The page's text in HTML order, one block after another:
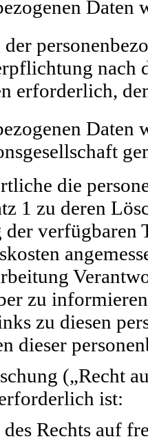
Daten
nach
erforderlich,
Daten
die
1 zu deren
verfügbaren
zu
zu diesen
dieser
(„Recht
ist:
Rechts auf